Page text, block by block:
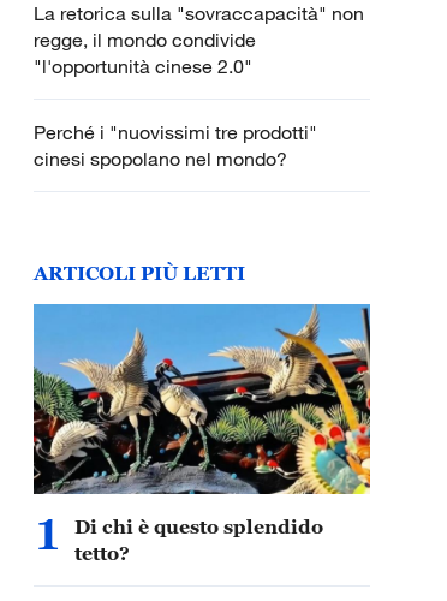
La retorica sulla "sovraccapacità" non
regge, il mondo condivide
"l'opportunità cinese 2.0"
Perché i "nuovissimi tre prodotti"
cinesi spopolano nel mondo?
ARTICOLI PIÙ LETTI
1
Di chi è questo splendido
tetto?